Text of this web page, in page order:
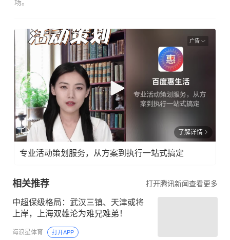
场。
广告
了解详情
专业活动策划服务，从方案到执行一站式搞定
相关推荐 打开腾讯新闻查看更多
中超保级格局：武汉三镇、天津或将
上岸，上海双雄沦为难兄难弟！
海浪星体育 打开APP